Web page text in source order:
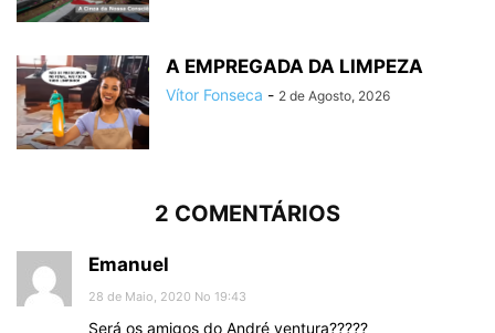
A EMPREGADA DA LIMPEZA
Vítor Fonseca - 2 de Agosto, 2026
2 COMENTÁRIOS
Emanuel
28 de Maio, 2020 No 19:43
Será os amigos do André ventura?????